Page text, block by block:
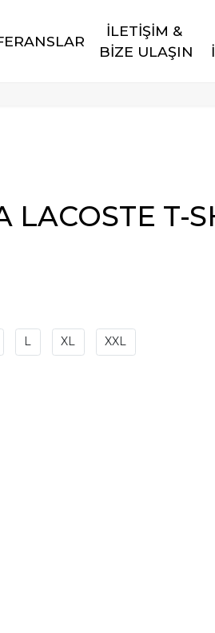
İLETİŞİM &
BİZE ULAŞIN
LACOSTE T-
L XL XXL